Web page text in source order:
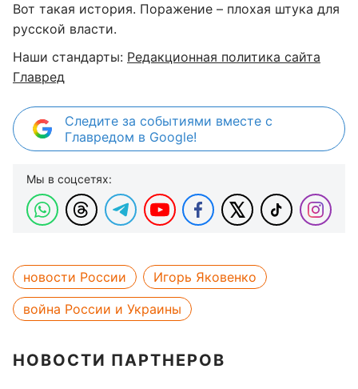
Вот такая история. Поражение – плохая штука для
русской власти.
Наши стандарты: Редакционная политика сайта
Главред
Следите за событиями вместе с
Главредом в Google!
Мы в соцсетях:
новости России
Игорь Яковенко
война России и Украины
НОВОСТИ ПАРТНЕРОВ